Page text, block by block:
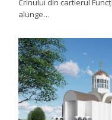
Crinului din cartierul
alunge…